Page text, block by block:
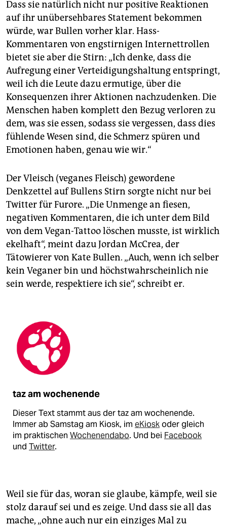
Dass sie natürlich nicht nur positive Reaktionen
auf ihr unübersehbares Statement bekommen
würde, war Bullen vorher klar. Hass-
Kommentaren von engstirnigen Internettrollen
bietet sie aber die Stirn: „Ich denke, dass die
Aufregung einer Verteidigungshaltung entspringt,
weil ich die Leute dazu ermutige, über die
Konsequenzen ihrer Aktionen nachzudenken. Die
Menschen haben komplett den Bezug verloren zu
dem, was sie essen, sodass sie vergessen, dass dies
fühlende Wesen sind, die Schmerz spüren und
Emotionen haben, genau wie wir.“
Der Vleisch (veganes Fleisch) gewordene
Denkzettel auf Bullens Stirn sorgte nicht nur bei
Twitter für Furore. „Die Unmenge an fiesen,
negativen Kommentaren, die ich unter dem Bild
von dem Vegan-Tattoo löschen musste, ist wirklich
ekelhaft“, meint dazu Jordan McCrea, der
Tätowierer von Kate Bullen. „Auch, wenn ich selber
kein Veganer bin und höchstwahrscheinlich nie
sein werde, respektiere ich sie“, schreibt er.
taz am wochenende
Dieser Text stammt aus der taz am wochenende.
Immer ab Samstag am Kiosk, im eKioskoder gleich
im praktischen Wochenendabo. Und bei Facebook
und Twitter.
Weil sie für das, woran sie glaube, kämpfe, weil sie
stolz darauf sei und es zeige. Und dass sie all das
mache, „ohne auch nur ein einziges Mal zu